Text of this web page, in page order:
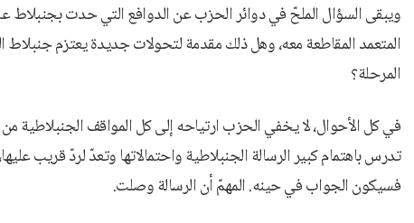
ويبقى السؤال الملحّ في دوائر الحزب عن الدوافع التي حدت
المتعمد المقاطعة معه، وهل ذلك مقدمة لتحولات جديدة يعتزم جنبلاط
المرحلة؟
في كل الأحوال، لا يخفي الحزب ارتياحه إلى كل المواقف الجنبلاطية
تدرس باهتمام كبير الرسالة الجنبلاطية واحتمالاتها وتعدّ لردّ قريب
فسيكون الجواب في حينه. المهمّ أن الرسالة وصلت.